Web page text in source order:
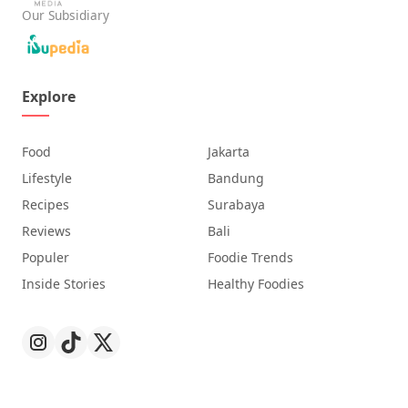
Our Subsidiary
Explore
Food
Lifestyle
Recipes
Reviews
Populer
Inside Stories
Jakarta
Bandung
Surabaya
Bali
Foodie Trends
Healthy Foodies